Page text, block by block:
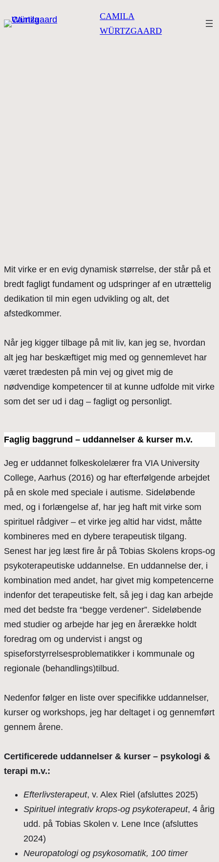
CAMILA
WÜRTZGAARD
Mit virke er en evig dynamisk størrelse, der står på et
bredt fagligt fundament og udspringer af en utrættelig
dedikation til min egen udvikling og alt, det
afstedkommer.
Når jeg kigger tilbage på mit liv, kan jeg se, hvordan
alt jeg har beskæftiget mig med og gennemlevet har
været trædesten på min vej og givet mig de
nødvendige kompetencer til at kunne udfolde mit virke
som det ser ud i dag – fagligt og personligt.
Faglig baggrund – uddannelser & kurser m.v.
Jeg er uddannet folkeskolelærer fra VIA University
College, Aarhus (2016) og har efterfølgende arbejdet
på en skole med speciale i autisme. Sideløbende
med, og i forlængelse af, har jeg haft mit virke som
spirituel rådgiver – et virke jeg altid har vidst, måtte
kombineres med en dybere terapeutisk tilgang.
Senest har jeg læst fire år på Tobias Skolens krops-og
psykoterapeutiske uddannelse. En uddannelse der, i
kombination med andet, har givet mig kompetencerne
indenfor det terapeutiske felt, så jeg i dag kan arbejde
med det bedste fra “begge verdener”. Sideløbende
med studier og arbejde har jeg en årerække holdt
foredrag om og undervist i angst og
spiseforstyrrelsesproblematikker i kommunale og
regionale (behandlings)tilbud.
Nedenfor følger en liste over specifikke uddannelser,
kurser og workshops, jeg har deltaget i og gennemført
gennem årene.
Certificerede uddannelser & kurser – psykologi &
terapi m.v.:
Efterlivsterapeut, v. Alex Riel (afsluttes 2025)
Spirituel integrativ krops-og psykoterapeut, 4 årig
udd. på Tobias Skolen v. Lene Ince (afsluttes
2024)
Neuropatologi og psykosomatik, 100 timer